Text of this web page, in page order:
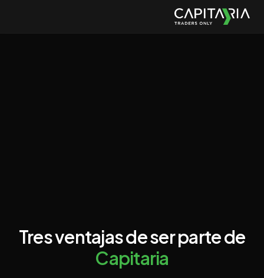
Tres ventajas de ser parte de
Capitaria